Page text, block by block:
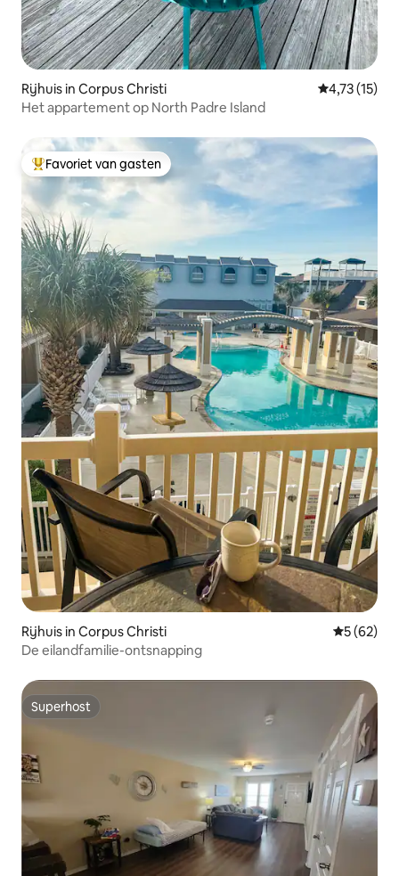
Rijhuis in Corpus Christi Gemiddelde
4,73 (15)
Het appartement op North Padre Island
Topfavoriet van gasten
Favoriet van gasten
Rijhuis in Corpus Christi
5 (62)
De eilandfamilie-ontsnapping
Superhost
Superhost